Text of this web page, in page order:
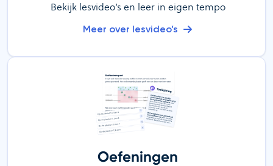
Bekijk lesvideo’s en leer in eigen tempo
Meer over lesvideo’s
Oefeningen